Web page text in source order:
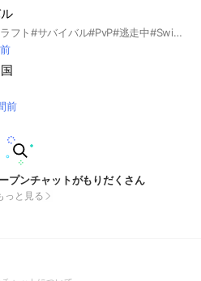
のように見せかける行為はしない
イコンにしない・ノートに載せな
オープンチャットは『マイクラ
度の他の話題の話をしても構いま
してください ❸一般的なルール
行為があれば、通報・強制退出さ
バカにする発言、悪質な宣伝な
さい。（許可制）
#マイクラ#マインクラフト#サバイバル#PvP#逃走中#Switch#スイッチ#PC#スマホ#マルチ#建築#PVP#HIVE#統合版#雑談 サバイバルや逃走中のような企画など、幅広く遊んでいます!!!(^○^) 荒らしが来る可能性があるので荒らしっぽいことをしたらすぐ退会させるかもしれません！
前
プンチャットがもりだくさん
っと見る